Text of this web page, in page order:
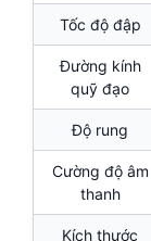
Tốc độ đập
Đường kính
quỹ đạo
Độ rung
Cường độ âm
thanh
Kích thước